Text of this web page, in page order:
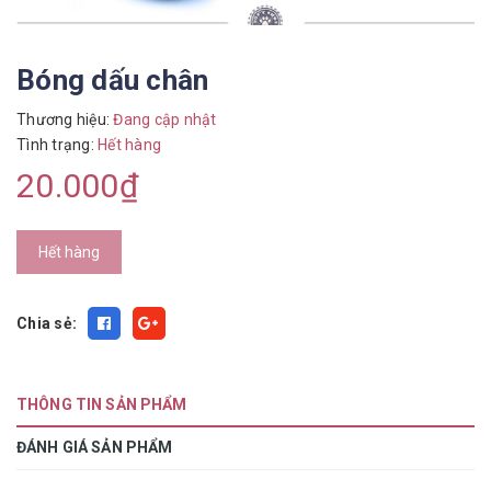
Bóng dấu chân
Thương hiệu: Đang cập nhật
Tình trạng: Hết hàng
20.000₫
Hết hàng
Chia sẻ:
THÔNG TIN SẢN PHẨM
ĐÁNH GIÁ SẢN PHẨM